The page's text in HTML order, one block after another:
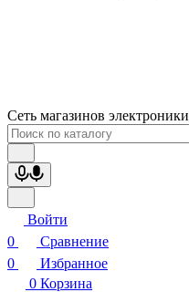
Сеть магазинов электроники
Войти
0
Сравнение
0
Избранное
0 Корзина